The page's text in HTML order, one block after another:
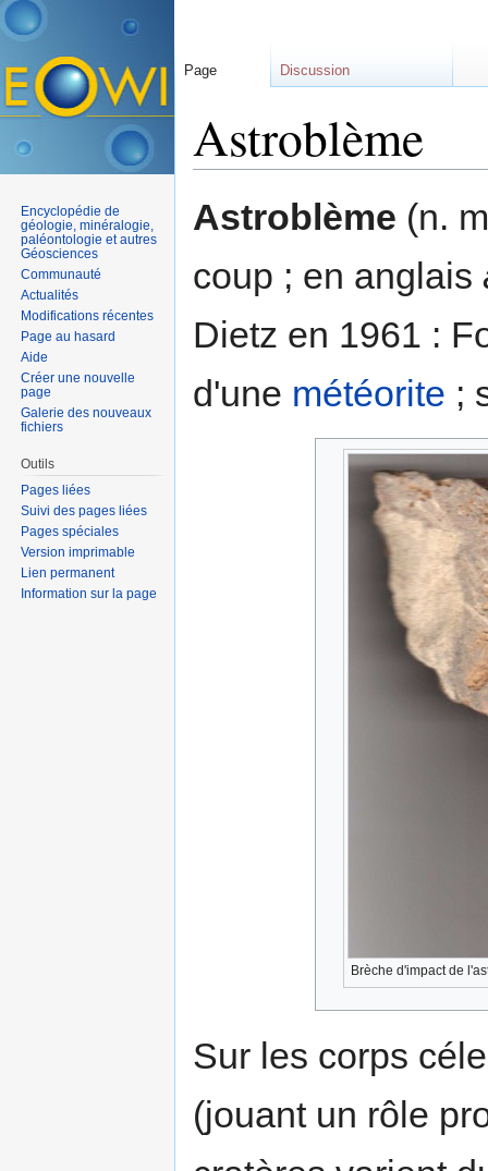
Astroblème
Astroblème (n.
coup ; en anglais
Dietz en 1961 :
d'une météorite ;
Brèche d'impact de
Sur les corps
(jouant un rôle
Page Discussion
Encyclopédie de
géologie, minéralogie,
paléontologie et autres
Géosciences
Communauté
Actualités
Modifications récentes
Page au hasard
Aide
Créer une nouvelle
page
Galerie des nouveaux
fichiers
Outils
Pages liées
Suivi des pages liées
Pages spéciales
Version imprimable
Lien permanent
Information sur la page